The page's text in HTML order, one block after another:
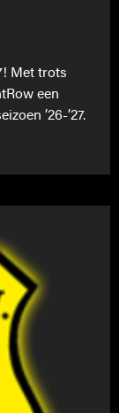
Met trots
een
’26-’27.